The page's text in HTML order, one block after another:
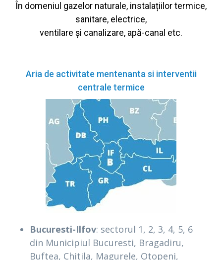
În domeniul gazelor naturale, instalațiilor termice,
sanitare, electrice,
ventilare și canalizare, apă-canal etc.
Aria de activitate mentenanta si interventii
centrale termice
Bucuresti-Ilfov: sectorul 1, 2, 3, 4, 5, 6
din Municipiul Bucuresti, Bragadiru,
Buftea, Chitila, Magurele, Otopeni,